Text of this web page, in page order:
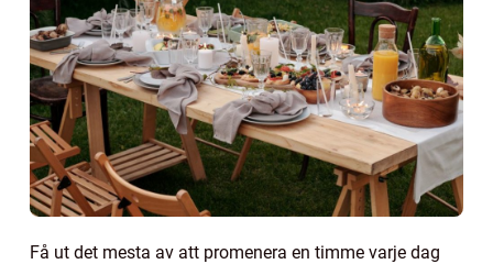
Få ut det mesta av att promenera en timme varje dag